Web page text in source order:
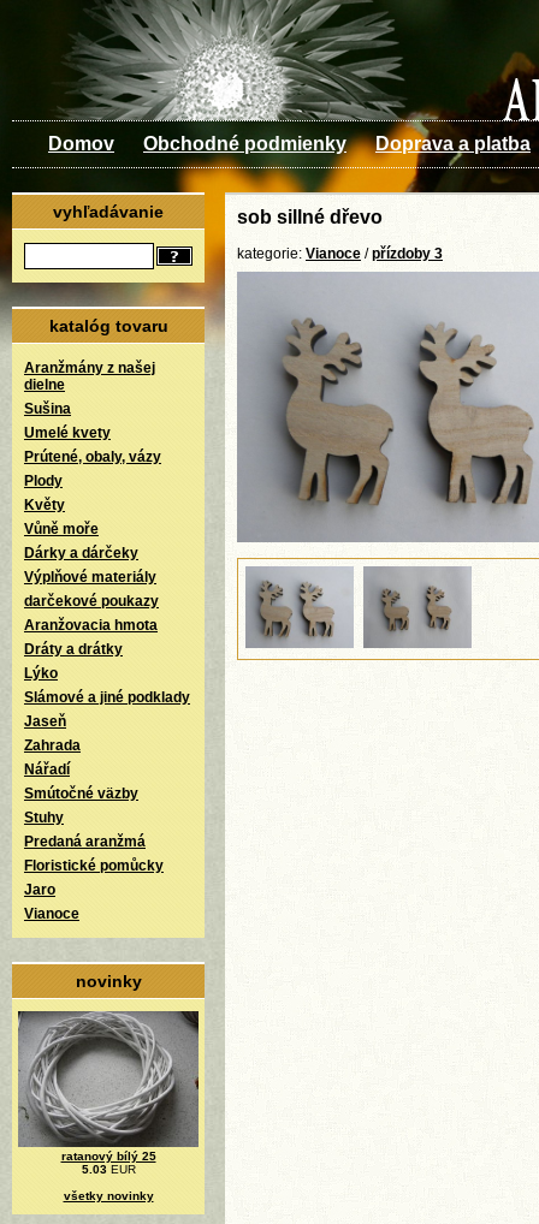
Domov Obchodné podmienky Doprava a platba
vyhľadávanie
katalóg tovaru
Aranžmány z našej
dielne
Sušina
Umelé kvety
Prútené, obaly, vázy
Plody
Květy
Vůně moře
Dárky a dárčeky
Výplňové materiály
darčekové poukazy
Aranžovacia hmota
Dráty a drátky
Lýko
Slámové a jiné podklady
Jaseň
Zahrada
Nářadí
Smútočné väzby
Stuhy
Predaná aranžmá
Floristické pomůcky
Jaro
Vianoce
novinky
ratanový bílý 25
5.03EUR
všetky novinky
sob sillné dřevo
kategorie: Vianoce /přízdoby 3